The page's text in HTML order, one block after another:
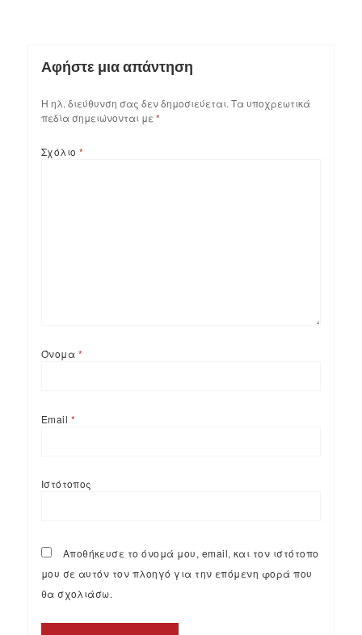
Αφήστε μια απάντηση
Η ηλ. διεύθυνση σας δεν δημοσιεύεται. Τα υποχρεωτικά
πεδία σημειώνονται με *
Σχόλιο *
Όνομα *
Email *
Ιστότοπος
Αποθήκευσε το όνομά μου, email, και τον ιστότοπο
μου σε αυτόν τον πλοηγό για την επόμενη φορά που
θα σχολιάσω.